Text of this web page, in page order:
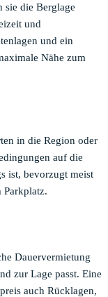
sie die Berglage
und
und ein
Nähe zum
in die Region oder
auf die
ist, bevorzugt meist
Dauervermietung
zur Lage passt. Eine
auch Rücklagen,